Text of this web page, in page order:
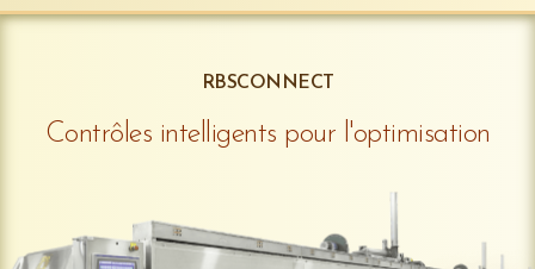
RBSCONNECT
Contrôles intelligents pour l'optimisation